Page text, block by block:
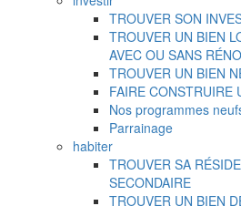
TROUVER SON
TROUVER UN BIEN
AVEC OU SANS
TROUVER UN BIEN
FAIRE CONSTRUIRE
Nos programmes
Parrainage
habiter
TROUVER SA
SECONDAIRE
TROUVER UN BIEN